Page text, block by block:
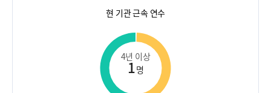
현 기관 근속 연수
4년 이상
1명